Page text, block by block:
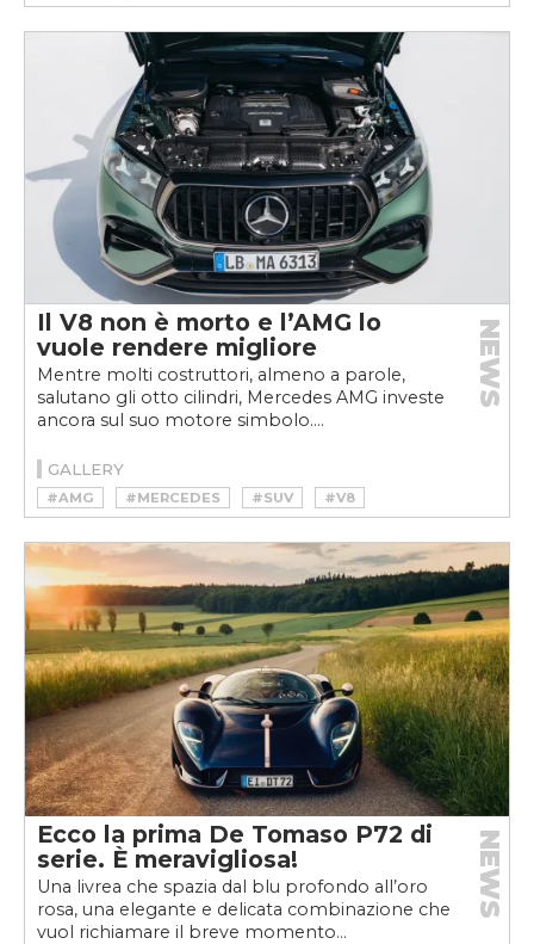
Il V8 non è morto e l’AMG lo
vuole rendere migliore
Mentre molti costruttori, almeno a parole,
salutano gli otto cilindri, Mercedes AMG investe
ancora sul suo motore simbolo....
NEWS
GALLERY
#AMG #MERCEDES #SUV #V8
Ecco la prima De Tomaso P72 di
serie. È meravigliosa!
Una livrea che spazia dal blu profondo all’oro
rosa, una elegante e delicata combinazione che
vuol richiamare il breve momento...
NEWS